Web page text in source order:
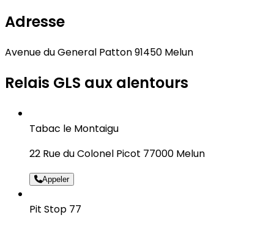
Adresse
Avenue du General Patton 91450 Melun
Relais GLS aux alentours
Tabac le Montaigu
22 Rue du Colonel Picot 77000 Melun
Appeler
Pit Stop 77